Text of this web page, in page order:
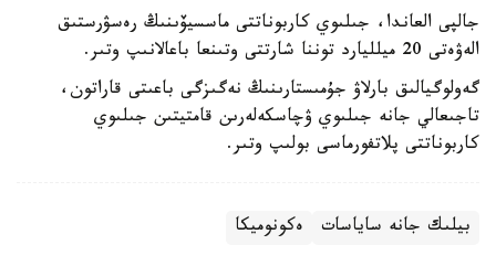
جالپى العاندا، جىلىوي كاربوناتتى ماسسيۆىنىڭ رەسۋرستىق
الەۋەتى 20 ميلليارد توننا شارتتى وتىنعا باعالانىپ وتىر.
گەولوگيالىق بارلاۋ جۇمىستارىنىڭ نەگىزگى باعىتى قاراتون،
تاجىعالي جانە جىلىوي ۋچاسكەلەرىن قامتيتىن جىلىوي
كاربوناتتى پلاتفورماسى بولىپ وتىر.
بيلىك جانە ساياسات ەكونوميكا